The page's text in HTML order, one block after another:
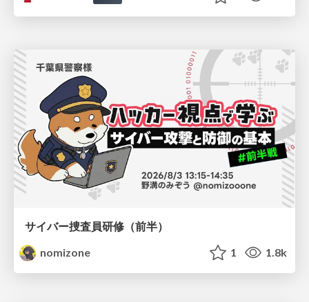
サイバー捜査員研修（前半）
nomizone
1 1.8k